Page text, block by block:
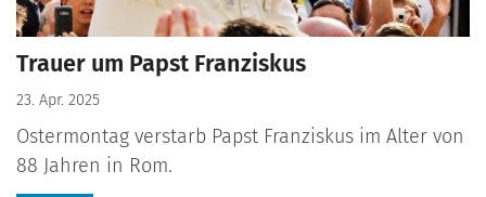
Trauer um Papst Franziskus
23. Apr. 2025
Ostermontag verstarb Papst Franziskus im Alter von
88 Jahren in Rom.